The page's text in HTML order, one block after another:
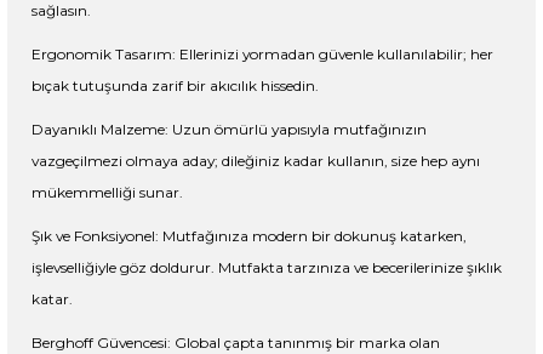
sağlasın.
Ergonomik Tasarım: Ellerinizi yormadan güvenle kullanılabilir; her
bıçak tutuşunda zarif bir akıcılık hissedin.
Dayanıklı Malzeme: Uzun ömürlü yapısıyla mutfağınızın
vazgeçilmezi olmaya aday; dileğiniz kadar kullanın, size hep aynı
mükemmelliği sunar.
Şık ve Fonksiyonel: Mutfağınıza modern bir dokunuş katarken,
işlevselliğiyle göz doldurur. Mutfakta tarzınıza ve becerilerinize şıklık
katar.
Berghoff Güvencesi: Global çapta tanınmış bir marka olan